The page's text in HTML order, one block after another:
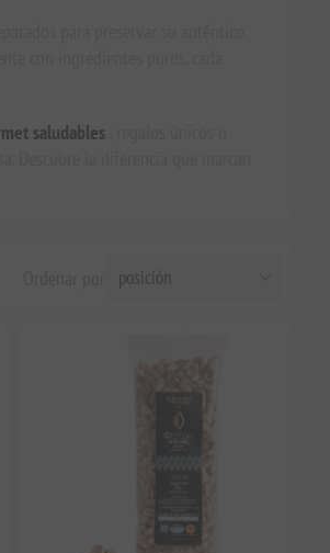
saludables, regalos únicos o